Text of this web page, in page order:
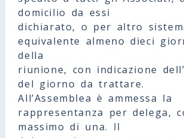
domicilio da essi
dichiarato, o per altro
equivalente almeno dieci
della
riunione, con indicazione
del giorno da trattare.
All’Assemblea è ammessa la
rappresentanza per delega,
massimo di una. Il